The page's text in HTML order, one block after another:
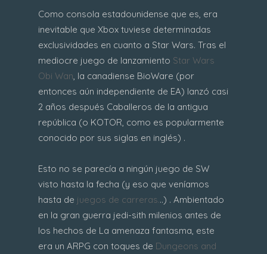
Como consola estadounidense que es, era
inevitable que Xbox tuviese determinadas
exclusividades en cuanto a Star Wars. Tras el
mediocre juego de lanzamiento Star Wars
Obi Wan, la canadiense BioWare (por
entonces aún independiente de EA) lanzó casi
2 años después Caballeros de la antigua
república (o KOTOR, como es popularmente
conocido por sus siglas en inglés) .
Esto no se parecía a ningún juego de SW
visto hasta la fecha (y eso que veníamos
hasta de juegos de carreras...) . Ambientado
en la gran guerra jedi-sith milenios antes de
los hechos de La amenaza fantasma, este
era un ARPG con toques de Dungeons and